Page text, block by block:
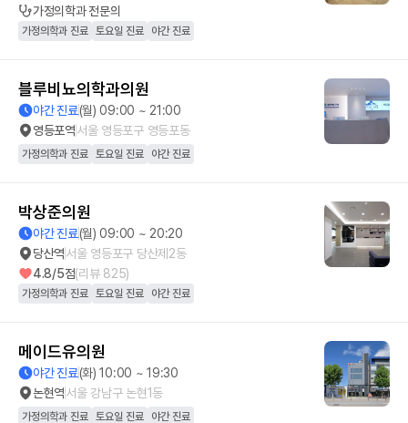
가정의학과전문의
가정의학과 진료 토요일 진료 야간 진료
블루비뇨의학과의원
야간 진료(월) 09:00 ~ 21:00
영등포역서울 영등포구 영등포동
가정의학과 진료 토요일 진료 야간 진료
박상준의원
야간 진료(월) 09:00 ~ 20:20
당산역서울 영등포구 당산제2동
4.8/5점(리뷰 825)
가정의학과 진료 토요일 진료 야간 진료
메이드유의원
야간 진료(화) 10:00 ~ 19:30
논현역서울 강남구 논현1동
가정의학과 진료 토요일 진료 야간 진료